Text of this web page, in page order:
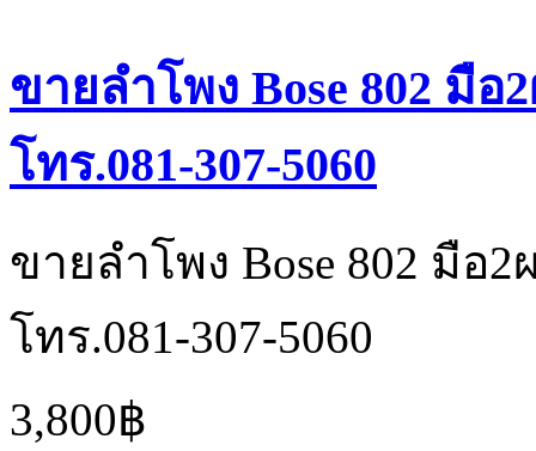
ขายลำโพง Bose 802 มือ
โทร.081-307-5060
ขายลำโพง Bose 802 มือ
โทร.081-307-5060
3,800฿